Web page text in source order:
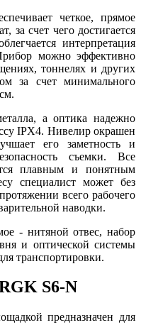
четкое, прямое
за счет чего достигается
интерпретация
можно эффективно
тоннелях и других
за счет минимального
а оптика надежно
IPХ4. Нивелир окрашен
его заметность и
съемки. Все
плавным и понятным
специалист может без
всего рабочего
наводки.
- нитяной отвес, набор
и оптической системы
транспортировки.
S6-N
предназначен для